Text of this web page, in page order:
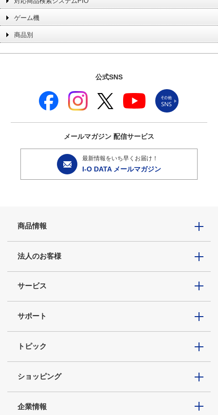
ゲーム機
商品別
公式SNS
メールマガジン 配信サービス
最新情報をいち早くお届け！
I-O DATA メールマガジン
商品情報
法人のお客様
サービス
サポート
トピック
ショッピング
企業情報